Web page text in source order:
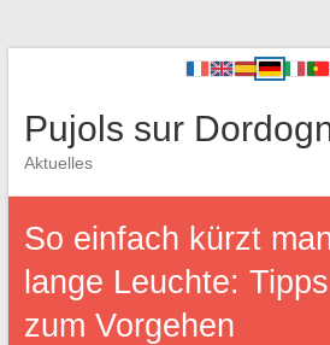
Pujols sur
Aktuelles
So einfach kürzt
lange Leuchte:
zum Vorgehen